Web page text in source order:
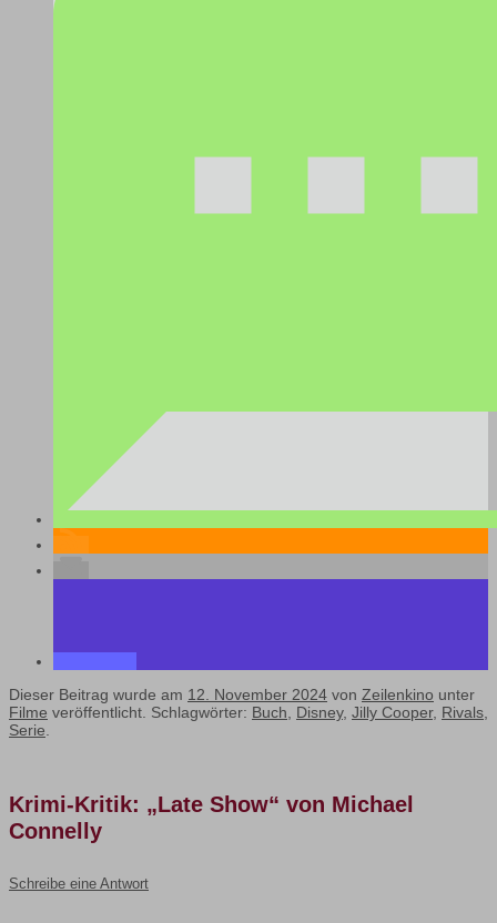
Dieser Beitrag wurde am 12. November 2024 von Zeilenkino unter
Filme veröffentlicht. Schlagwörter: Buch, Disney, Jilly Cooper, Rivals,
Serie.
Krimi-Kritik: „Late Show“ von Michael
Connelly
Schreibe eine Antwort